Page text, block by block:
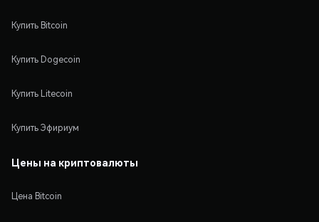
Купить Bitcoin
Купить Dogecoin
Купить Litecoin
Купить Эфириум
Цены на криптовалюты
Цена Bitcoin